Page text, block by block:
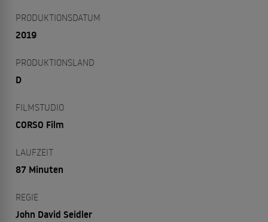
PRODUKTIONSDATUM
2019
PRODUKTIONSLAND
D
FILMSTUDIO
CORSO Film
LAUFZEIT
87 Minuten
REGIE
John David Seidler